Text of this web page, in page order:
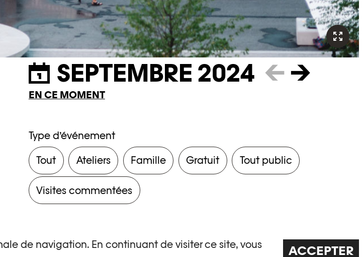
de navigation. En continuant de visiter ce site, vous
ACCEPTER
SEPTEMBRE 2024 ← →
EN CE MOMENT
Type d’événement
Tout Ateliers Famille Gratuit Tout public
Visites commentées